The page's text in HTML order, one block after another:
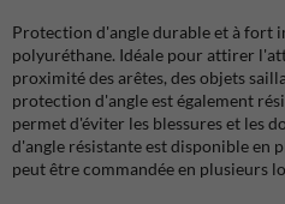
Protection d'angle durable et à fort
polyuréthane. Idéale pour attirer
proximité des arêtes, des objets
protection d'angle est également
permet d'éviter les blessures et les
d'angle résistante est disponible en
peut être commandée en plusieurs